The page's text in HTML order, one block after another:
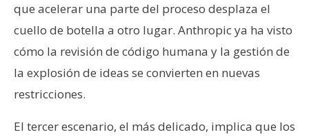
que acelerar una parte del proceso desplaza el
cuello de botella a otro lugar. Anthropic ya ha visto
cómo la revisión de código humana y la gestión de
la explosión de ideas se convierten en nuevas
restricciones.
El tercer escenario, el más delicado, implica que los